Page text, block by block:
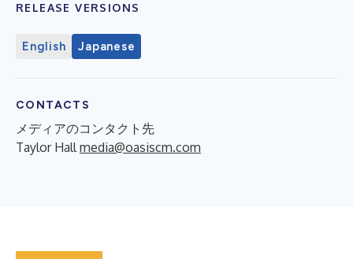
RELEASE VERSIONS
English Japanese
CONTACTS
メディアのコンタクト先
Taylor Hallmedia@oasiscm.com